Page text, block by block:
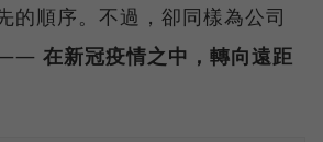
的順序。不過，卻同樣為公司
—— 在新冠疫情之中，轉向遠距